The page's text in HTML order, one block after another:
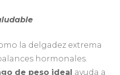
la delgadez extrema
hormonales.
de peso ideal ayuda a